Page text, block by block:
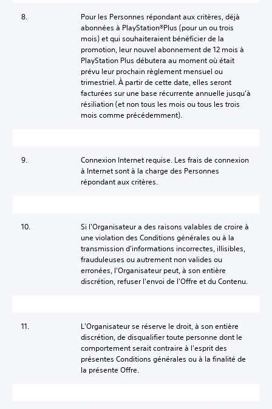
8.
Pour les Personnes répondant aux critères, déjà
abonnées à PlayStation®Plus (pour un ou trois
mois) et qui souhaiteraient bénéficier de la
promotion, leur nouvel abonnement de 12 mois à
PlayStation Plus débutera au moment où était
prévu leur prochain règlement mensuel ou
trimestriel. À partir de cette date, elles seront
facturées sur une base récurrente annuelle jusqu’à
résiliation (et non tous les mois ou tous les trois
mois comme précédemment).
9.
Connexion Internet requise. Les frais de connexion
à Internet sont à la charge des Personnes
répondant aux critères.
10.
Si l'Organisateur a des raisons valables de croire à
une violation des Conditions générales ou à la
transmission d'informations incorrectes, illisibles,
frauduleuses ou autrement non valides ou
erronées, l'Organisateur peut, à son entière
discrétion, refuser l'envoi de l'Offre et du Contenu.
11.
L'Organisateur se réserve le droit, à son entière
discrétion, de disqualifier toute personne dont le
comportement serait contraire à l'esprit des
présentes Conditions générales ou à la finalité de
la présente Offre.